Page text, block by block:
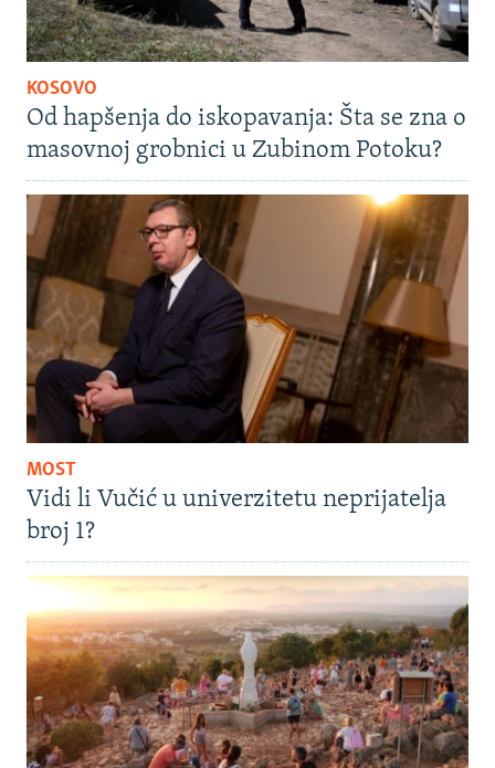
KOSOVO
Od hapšenja do iskopavanja: Šta se zna o
masovnoj grobnici u Zubinom Potoku?
MOST
Vidi li Vučić u univerzitetu neprijatelja
broj 1?